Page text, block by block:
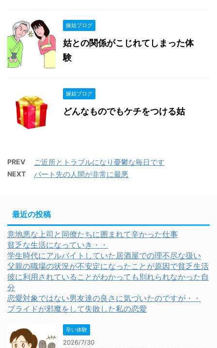
嫁姑ブログ
姑との関係がこじれてしまった体
験
嫁姑ブログ
どんなものでもケチをつける姑
PREV ご近所とトラブルになり憂鬱な毎日です
NEXT パート先の人間が非常に最悪
最近の投稿
意地悪な上司と同僚たちに囲まれて辛かった仕事
貧乏な生活になっていき・・
学生時代にアルバイトしていた居酒屋での理不尽な扱い
父親の職場の状況が不安定になったことが原因で貧乏生活
彼に利用されていることがわかっても別れられなかった自
分
恋愛対象ではない男友達の良さに気づいたのですが・・
プライドが邪魔をして失敗した私の恋愛
辛い体験
2026/7/30